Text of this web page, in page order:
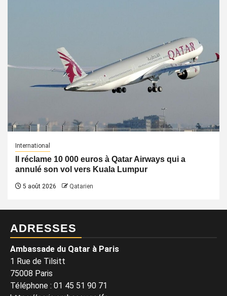
International
Il réclame 10 000 euros à Qatar Airways qui a
annulé son vol vers Kuala Lumpur
5 août 2026 Qatarien
ADRESSES
Ambassade du Qatar à Paris
1 Rue de Tilsitt
75008 Paris
Téléphone : 01 45 51 90 71